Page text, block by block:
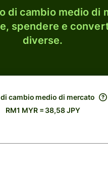
di cambio medio di
spendere e
diverse.
cambio medio di mercato
RM1 MYR = 38,58 JPY